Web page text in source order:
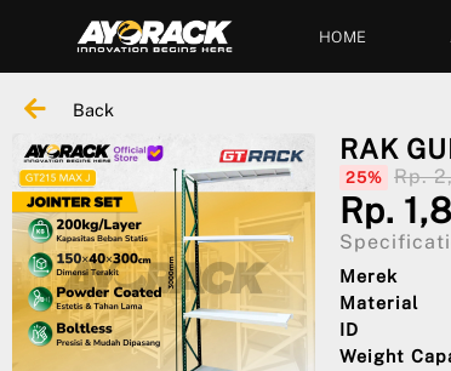
HOME
Back
RAK
25% Rp.
Rp.
Merek
Material
ID
Weight